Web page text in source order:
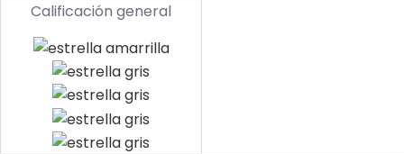
Calificación general